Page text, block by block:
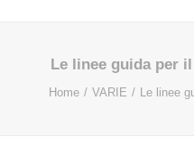
Le linee guida per
Home VARIE Le linee